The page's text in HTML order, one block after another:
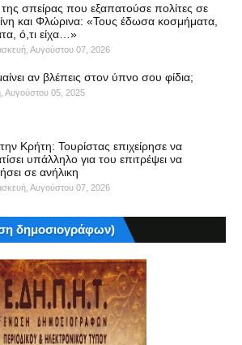
σπείρας που εξαπατούσε πολίτες σε
και Φλώρινα: «Τους έδωσα κοσμήματα,
ό,τι είχα…»
Αυγούστου 07, 2026
αν βλέπεις στον ύπνο σου φίδια;
Αυγούστου 05, 2025
Κρήτη: Τουρίστας επιχείρησε να
υπάλληλο για του επιτρέψει να
σε ανήλικη
Αυγούστου 07, 2026
δημοσιογράφων)